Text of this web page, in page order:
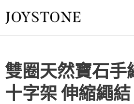
雙圈天然寶石手
十字架 伸縮繩